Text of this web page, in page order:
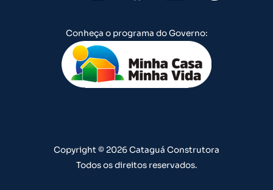
u
t
u
b
s
t
a
g
m
c
e
b
o
n
k
e
d
t
Conheça o programa do Governo:
Copyright © 2026 Cataguá Construtora
Todos os direitos reservados.